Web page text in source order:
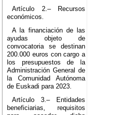
Artículo 2.– Recursos
económicos.
A la financiación de las
ayudas objeto de
convocatoria se destinan
200.000 euros con cargo a
los presupuestos de la
Administración General de
la Comunidad Autónoma
de Euskadi para 2023.
Artículo 3.– Entidades
beneficiarias, requisitos